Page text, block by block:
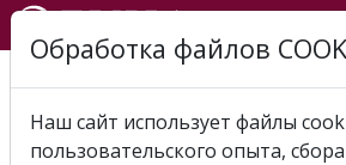
Главная Отзывы Отзыв
ОТЗЫВ 2019-12-
Обработка файлов
Наш сайт использует файлы
пользовательского опыта,